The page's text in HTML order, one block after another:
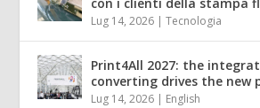
Lug 14, 2026 |Tecnologia
Print4All 2027: the
converting drives the new
Lug 14, 2026 | English